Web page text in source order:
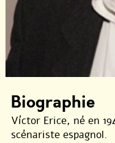
Biographie
Víctor Erice, né en
scénariste espagnol.